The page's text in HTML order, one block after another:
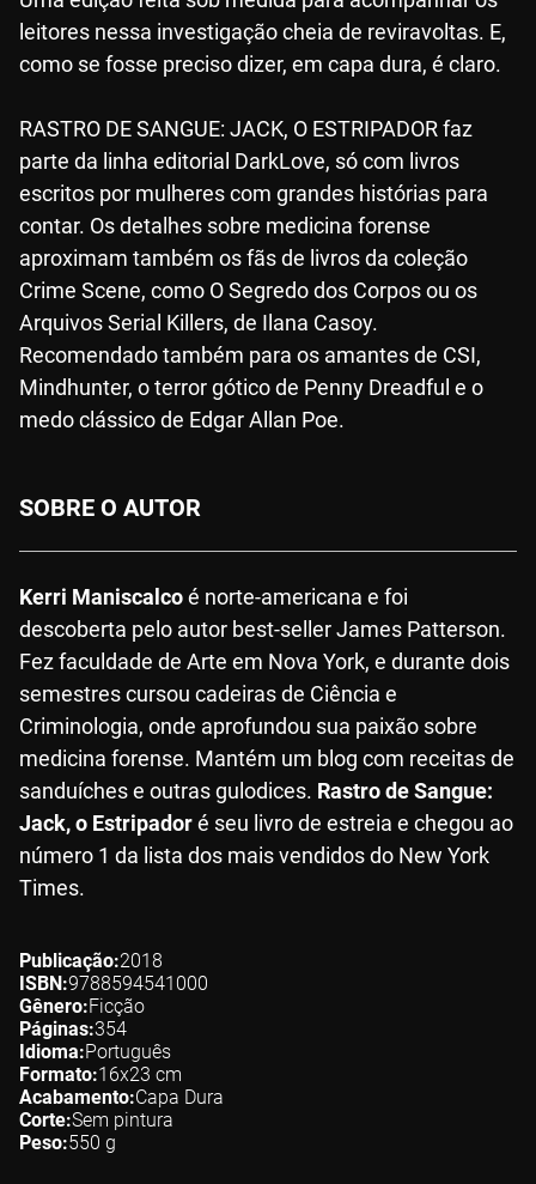
leitores nessa investigação cheia de reviravoltas. E,
como se fosse preciso dizer, em capa dura, é claro.
RASTRO DE SANGUE: JACK, O ESTRIPADOR faz
parte da linha editorial DarkLove, só com livros
escritos por mulheres com grandes histórias para
contar. Os detalhes sobre medicina forense
aproximam também os fãs de livros da coleção
Crime Scene, como O Segredo dos Corpos ou os
Arquivos Serial Killers, de Ilana Casoy.
Recomendado também para os amantes de CSI,
Mindhunter, o terror gótico de Penny Dreadful e o
medo clássico de Edgar Allan Poe.
SOBRE O AUTOR
Kerri Maniscalcoé norte-americana e foi
descoberta pelo autor best-seller James Patterson.
Fez faculdade de Arte em Nova York, e durante dois
semestres cursou cadeiras de Ciência e
Criminologia, onde aprofundou sua paixão sobre
medicina forense. Mantém um blog com receitas de
sanduíches e outras gulodices. Rastro de Sangue:
Jack, o Estripadoré seu livro de estreia e chegou ao
número 1 da lista dos mais vendidos do New York
Times.
Publicação 2018
ISBN 9788594541000
Gênero Ficção
Páginas 354
Idioma Português
Formato 16x23 cm
Acabamento Capa Dura
Corte Sem pintura
Peso 550 g